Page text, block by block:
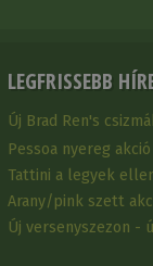
LEGFRISSEBB
Új Brad Ren's
Pessoa nyereg akció
Tattini a legyek
Arany/pink szett
Új versenyszezon -